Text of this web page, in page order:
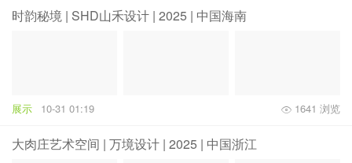
时韵秘境 | SHD山禾设计 | 2025 | 中国海南
展示 10-31 01:19 1641 浏览
大肉庄艺术空间 | 万境设计 | 2025 | 中国浙江